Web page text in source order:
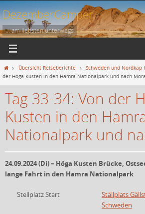
Zum
Inhalt
springen
DezemberCamper
... am liebsten unterwegs
StartÜbersicht Reiseberichte Schweden und Nordkap
der Höga Kusten in den Hamra Nationalpark und nach Mora
Tag 33-34: Von der
Kusten in den
Nationalpark und
24.09.2024 (Di) – Höga Kusten Brücke,
lange Fahrt in den Hamra Nationalpark
Stellplatz Start
Ställplats
Schweden